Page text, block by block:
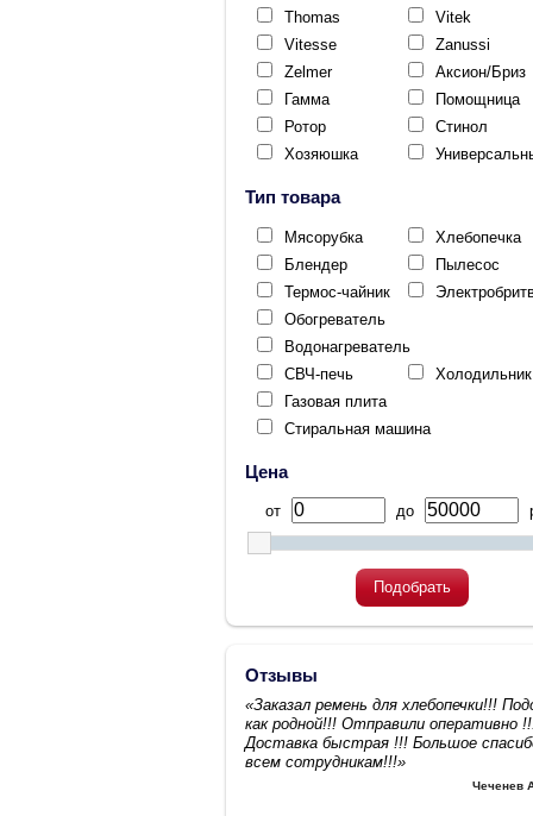
Thomas
Vitek
Vitesse
Zanussi
Zelmer
Аксион/Бриз
Гамма
Помощница
Ротор
Стинол
Хозяюшка
Тип товара
Мясорубка
Хлебопечка
Блендер
Пылесос
Термос-чайник
Обогреватель
Водонагреватель
СВЧ-печь
Холодильник
Газовая плита
Стиральная машина
Цена
от до
Подобрать
Отзывы
«Заказал ремень для хлебопечки!!!
как родной!!! Отправили оперативно
Доставка быстрая !!! Большое
всем сотрудникам!!!»
Чеченев